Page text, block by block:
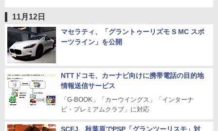
11月12日
マセラティ、「グラントゥーリズモ S MC スポ
ーツライン」を公開
NTTドコモ、カーナビ向けに携帯電話の目的地
情報送信サービス
「G-BOOK」「カーウイングス」「インターナ
ビ・プレミアムクラブ」に対応
SCEJ、秋葉原でPSP「グランツーリスモ」対